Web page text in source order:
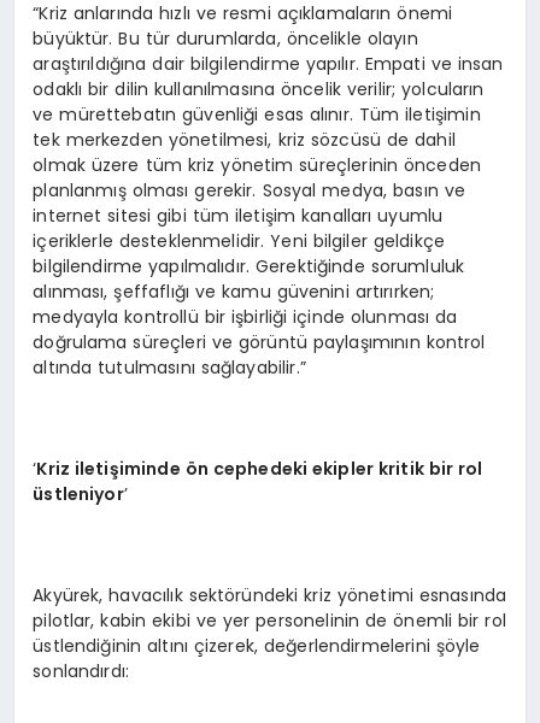
“Kriz anlarında hızlı ve resmi açıklamaların önemi
büyüktür. Bu tür durumlarda, öncelikle olayın
araştırıldığına dair bilgilendirme yapılır. Empati ve insan
odaklı bir dilin kullanılmasına öncelik verilir; yolcuların
ve mürettebatın güvenliği esas alınır. Tüm iletişimin
tek merkezden yönetilmesi, kriz sözcüsü de dahil
olmak üzere tüm kriz yönetim süreçlerinin önceden
planlanmış olması gerekir. Sosyal medya, basın ve
internet sitesi gibi tüm iletişim kanalları uyumlu
içeriklerle desteklenmelidir. Yeni bilgiler geldikçe
bilgilendirme yapılmalıdır. Gerektiğinde sorumluluk
alınması, şeffaflığı ve kamu güvenini artırırken;
medyayla kontrollü bir işbirliği içinde olunması da
doğrulama süreçleri ve görüntü paylaşımının kontrol
altında tutulmasını sağlayabilir.”
‘Kriz iletişiminde ön cephedeki ekipler kritik bir rol
üstleniyor’
Akyürek, havacılık sektöründeki kriz yönetimi esnasında
pilotlar, kabin ekibi ve yer personelinin de önemli bir rol
üstlendiğinin altını çizerek, değerlendirmelerini şöyle
sonlandırdı: